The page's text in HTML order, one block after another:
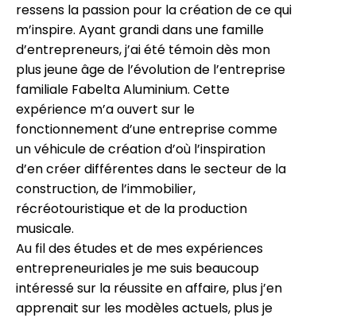
ressens la passion pour la création de ce qui
m’inspire. Ayant grandi dans une famille
d’entrepreneurs, j’ai été témoin dès mon
plus jeune âge de l’évolution de l’entreprise
familiale Fabelta Aluminium. Cette
expérience m’a ouvert sur le
fonctionnement d’une entreprise comme
un véhicule de création d’où l’inspiration
d’en créer différentes dans le secteur de la
construction, de l’immobilier,
récréotouristique et de la production
musicale.
Au fil des études et de mes expériences
entrepreneuriales je me suis beaucoup
intéressé sur la réussite en affaire, plus j’en
apprenait sur les modèles actuels, plus je